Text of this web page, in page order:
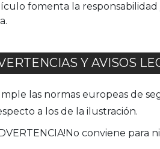
fomenta la
Y AVISOS
las normas europeas de
a los de la ilustración.
conviene para